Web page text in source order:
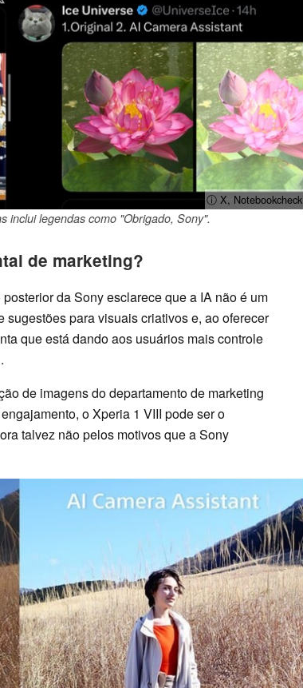
ⓘ X, Notebookcheck
inclui legendas como "Obrigado, Sony".
de marketing?
da Sony esclarece que a IA não é um
para visuais criativos e, ao oferecer
que está dando aos usuários mais controle
de imagens do departamento de marketing
o Xperia 1 VIII pode ser o
talvez não pelos motivos que a Sony